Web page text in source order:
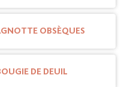
OBSÈQUES
DE DEUIL